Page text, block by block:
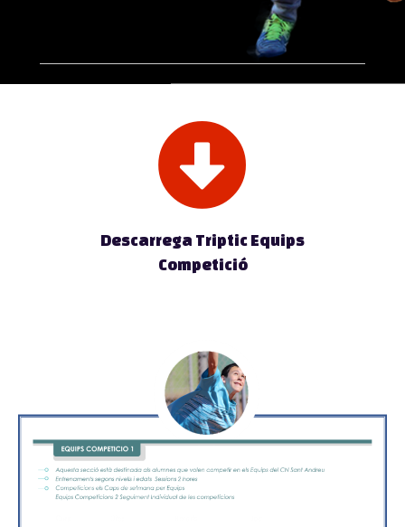
Descarrega Triptic Equips
Competició